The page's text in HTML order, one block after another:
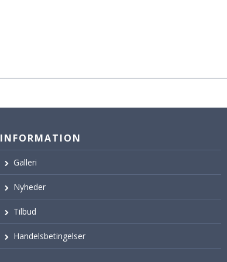
INFORMATION
Galleri
Nyheder
Tilbud
Handelsbetingelser